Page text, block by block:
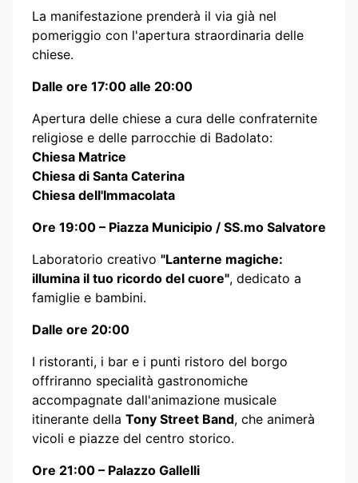
La manifestazione prenderà il via già nel
pomeriggio con l'apertura straordinaria delle
chiese.
Dalle ore 17:00 alle 20:00
Apertura delle chiese a cura delle confraternite
religiose e delle parrocchie di Badolato:
Chiesa Matrice
Chiesa di Santa Caterina
Chiesa dell'Immacolata
Ore 19:00 – Piazza Municipio / SS.mo Salvatore
Laboratorio creativo "Lanterne magiche:
illumina il tuo ricordo del cuore", dedicato a
famiglie e bambini.
Dalle ore 20:00
I ristoranti, i bar e i punti ristoro del borgo
offriranno specialità gastronomiche
accompagnate dall'animazione musicale
itinerante della Tony Street Band, che animerà
vicoli e piazze del centro storico.
Ore 21:00 – Palazzo Gallelli